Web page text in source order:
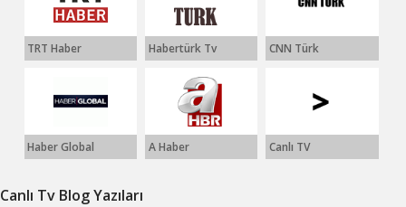
TRT Haber Habertürk Tv CNN Türk
Haber Global A Haber Canlı TV
Canlı Tv Blog Yazıları